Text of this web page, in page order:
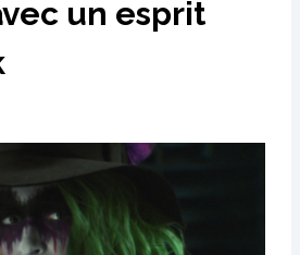
un esprit